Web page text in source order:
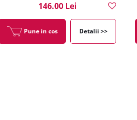
146.00 Lei
Pune in cos Detalii >>